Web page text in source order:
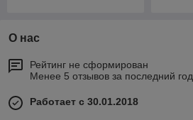
О нас
Рейтинг не сформирован
Менее 5 отзывов за последний год
Работает с 30.01.2018